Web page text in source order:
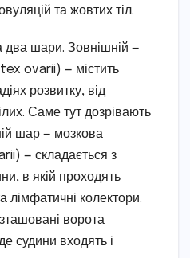
та жовтих тіл.
два шари. Зовнішній —
ovarii) — містить
розвитку, від
Саме тут дозрівають
шар — мозкова
— складається з
в якій проходять
лімфатичні колектори.
ворота
судини входять і